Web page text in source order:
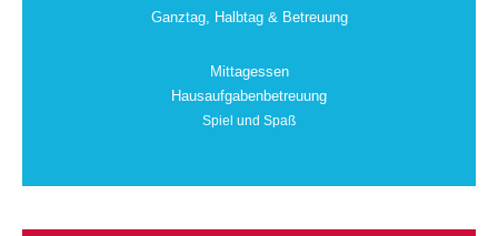
Ganztag, Halbtag & Betreuung
Mittagessen
Hausaufgabenbetreuung
Spiel und Spaß